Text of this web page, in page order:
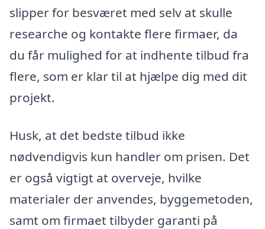
slipper for besværet med selv at skulle
researche og kontakte flere firmaer, da
du får mulighed for at indhente tilbud fra
flere, som er klar til at hjælpe dig med dit
projekt.
Husk, at det bedste tilbud ikke
nødvendigvis kun handler om prisen. Det
er også vigtigt at overveje, hvilke
materialer der anvendes, byggemetoden,
samt om firmaet tilbyder garanti på